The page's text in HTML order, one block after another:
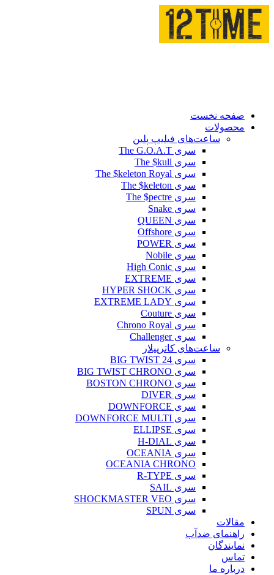
صفحه نخست
محصولات
ساعت‌های فیلیپ پلین
سری The G.O.A.T
سری The $kull
سری The $keleton Royal
سری The $keleton
سری The $pectre
سری Snake
سری QUEEN
سری Offshore
سری POWER
سری Nobile
سری High Conic
سری EXTREME
سری HYPER SHOCK
سری EXTREME LADY
سری Couture
سری Chrono Royal
سری Challenger
ساعت‌های کاترپیلار
سری BIG TWIST 24
سری BIG TWIST CHRONO
سری BOSTON CHRONO
سری DIVER
سری DOWNFORCE
سری DOWNFORCE MULTI
سری ELLIPSE
سری H-DIAL
سری OCEANIA
OCEANIA CHRONO
سری R-TYPE
سری SAIL
سری SHOCKMASTER VEO
سری SPUN
مقالات
راهنمای ضدآب
نمایندگان
تماس
درباره ما